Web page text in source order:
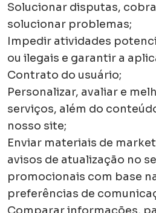
Solucionar disputas,
solucionar problemas;
Impedir atividades
ou ilegais e garantir a
Contrato do usuário;
Personalizar, avaliar e
serviços, além do
nosso site;
Enviar materiais de
avisos de atualização no
promocionais com base
preferências de